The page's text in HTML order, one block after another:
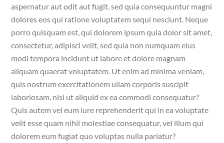
aspernatur aut odit aut fugit, sed quia consequuntur magni
dolores eos qui ratione voluptatem sequi nesciunt. Neque
porro quisquam est, qui dolorem ipsum quia dolor sit amet,
consectetur, adipisci velit, sed quia non numquam eius
modi tempora incidunt ut labore et dolore magnam
aliquam quaerat voluptatem. Ut enim ad minima veniam,
quis nostrum exercitationem ullam corporis suscipit
laboriosam, nisi ut aliquid ex ea commodi consequatur?
Quis autem vel eum iure reprehenderit qui in ea voluptate
velit esse quam nihil molestiae consequatur, vel illum qui
dolorem eum fugiat quo voluptas nulla pariatur?